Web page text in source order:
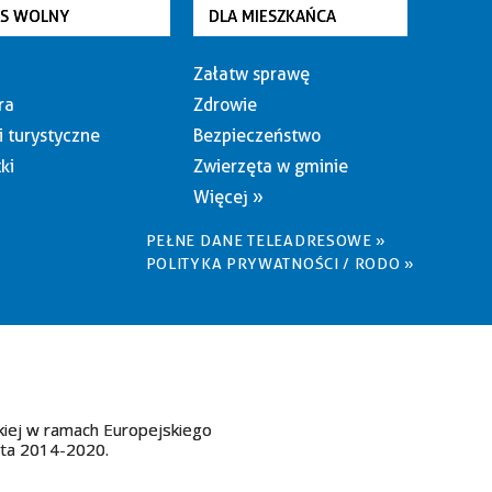
WOLNY
turystyczne
DLA MIESZKAŃCA
Załatw sprawę
Zdrowie
Bezpieczeństwo
Zwierzęta w gminie
Więcej »
PEŁNE DANE TELEADRESOWE »
POLITYKA PRYWATNOŚCI / RODO »
w ramach Europejskiego
2014-2020.